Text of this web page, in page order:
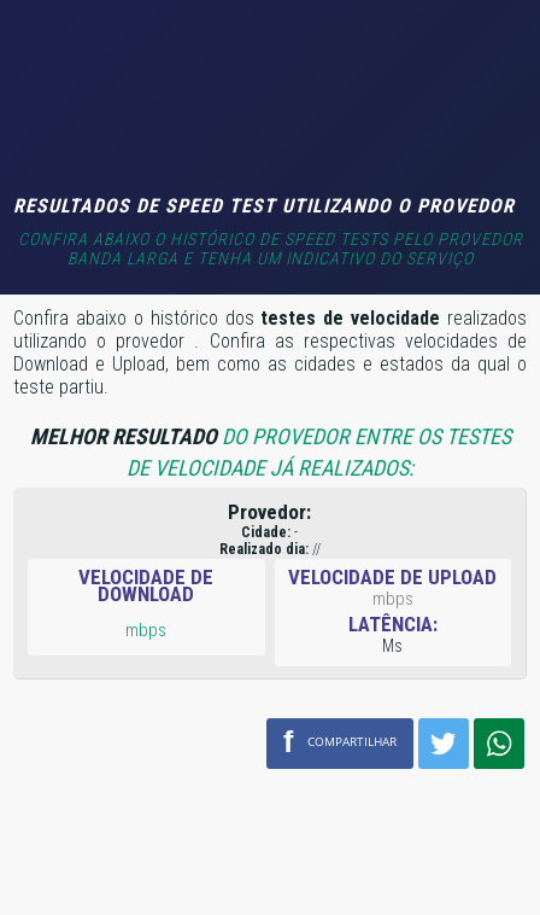
RESULTADOS DE SPEED TEST UTILIZANDO O PROVEDOR
CONFIRA ABAIXO O HISTÓRICO DE SPEED TESTS PELO PROVEDOR
BANDA LARGA E TENHA UM INDICATIVO DO SERVIÇO
Confira abaixo o histórico dos testes de velocidade realizados
utilizando o provedor . Confira as respectivas velocidades de
Download e Upload, bem como as cidades e estados da qual o
teste partiu.
MELHOR RESULTADODO PROVEDOR ENTRE OS TESTES
DE VELOCIDADE JÁ REALIZADOS:
Provedor:
Cidade: -
Realizado dia://
VELOCIDADE DE
DOWNLOAD
mbps
VELOCIDADE DE UPLOAD
mbps
LATÊNCIA:
Ms
f COMPARTILHAR